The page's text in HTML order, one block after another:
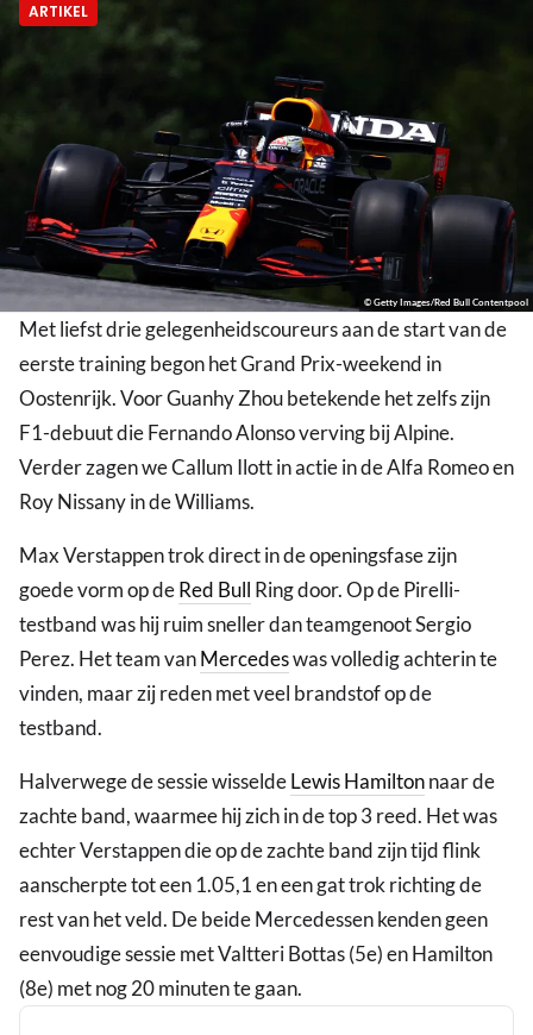
ARTIKEL
© Getty Images/Red Bull Contentpool
Met liefst drie gelegenheidscoureurs aan de start van de
eerste training begon het Grand Prix-weekend in
Oostenrijk. Voor Guanhy Zhou betekende het zelfs zijn
F1-debuut die Fernando Alonso verving bij Alpine.
Verder zagen we Callum Ilott in actie in de Alfa Romeo en
Roy Nissany in de Williams.
Max Verstappen trok direct in de openingsfase zijn
goede vorm op deRed Bull Ring door. Op de Pirelli-
testband was hij ruim sneller dan teamgenoot Sergio
Perez. Het team vanMercedeswas volledig achterin te
vinden, maar zij reden met veel brandstof op de
testband.
Halverwege de sessie wisseldeLewis Hamiltonnaar de
zachte band, waarmee hij zich in de top 3 reed. Het was
echter Verstappen die op de zachte band zijn tijd flink
aanscherpte tot een 1.05,1 en een gat trok richting de
rest van het veld. De beide Mercedessen kenden geen
eenvoudige sessie met Valtteri Bottas (5e) en Hamilton
(8e) met nog 20 minuten te gaan.